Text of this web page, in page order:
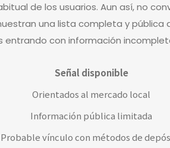
de los usuarios. Aun así, no
una lista completa y
con información
Señal disponible
Orientados al mercado local
Información pública limitada
Probable vínculo con métodos de